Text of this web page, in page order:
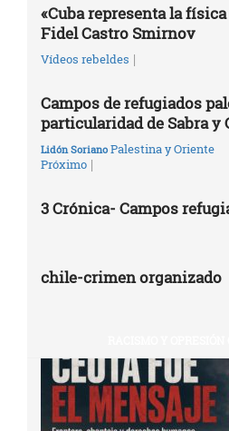
«Cuba representa la
Fidel Castro Smirnov
Vídeos rebeldes |
Campos de refugiados
particularidad de Sabra y
Lidón Soriano Palestina y Oriente
Próximo |
3 Crónica- Campos
chile-crimen organizado